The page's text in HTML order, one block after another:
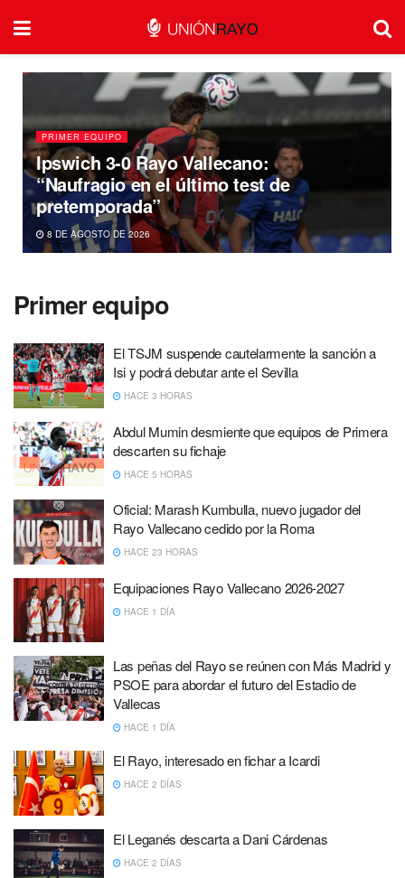
PRIMER EQUIPO
Ipswich 3-0 Rayo Vallecano:
“Naufragio en el último test de
pretemporada”
8 DE AGOSTO DE 2026
Primer equipo
El TSJM suspende cautelarmente la sanción a
Isi y podrá debutar ante el Sevilla
HACE 3 HORAS
Abdul Mumin desmiente que equipos de Primera
descarten su fichaje
HACE 5 HORAS
Oficial: Marash Kumbulla, nuevo jugador del
Rayo Vallecano cedido por la Roma
HACE 23 HORAS
Equipaciones Rayo Vallecano 2026-2027
HACE 1 DÍA
Las peñas del Rayo se reúnen con Más Madrid y
PSOE para abordar el futuro del Estadio de
Vallecas
HACE 1 DÍA
El Rayo, interesado en fichar a Icardi
HACE 2 DÍAS
El Leganés descarta a Dani Cárdenas
HACE 2 DÍAS